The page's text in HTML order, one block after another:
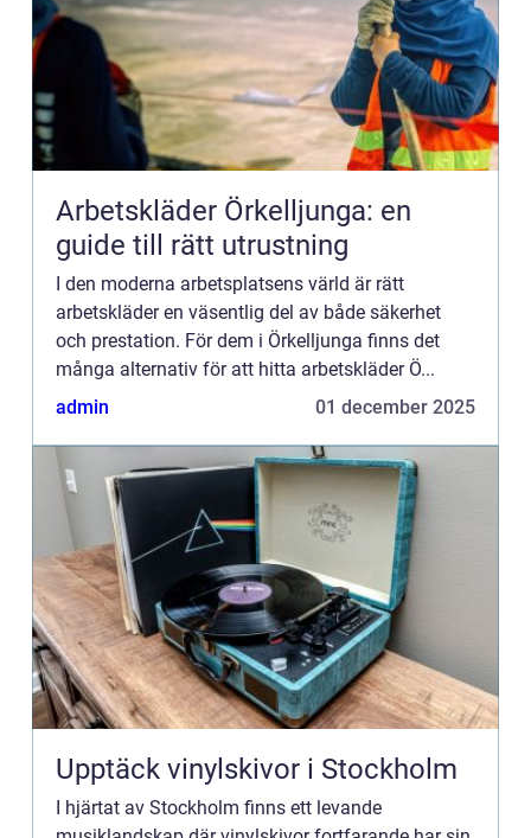
Arbetskläder Örkelljunga: en
guide till rätt utrustning
I den moderna arbetsplatsens värld är rätt
arbetskläder en väsentlig del av både säkerhet
och prestation. För dem i Örkelljunga finns det
många alternativ för att hitta arbetskläder Ö...
admin
01 december 2025
Upptäck vinylskivor i Stockholm
I hjärtat av Stockholm finns ett levande